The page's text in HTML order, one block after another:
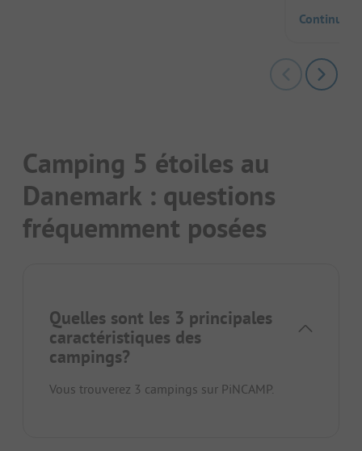
Continuer
Camping 5 étoiles au
Danemark : questions
fréquemment posées
Quelles sont les 3 principales
caractéristiques des
campings?
Vous trouverez 3 campings sur PiNCAMP.